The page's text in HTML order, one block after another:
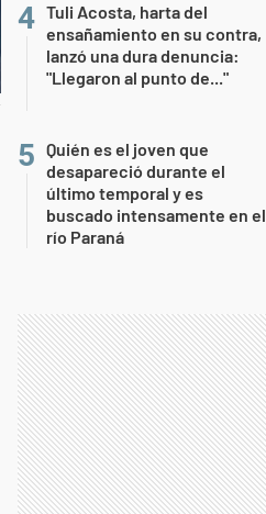
Tuli Acosta, harta del
ensañamiento en su contra,
lanzó una dura denuncia:
"Llegaron al punto de..."
Quién es el joven que
desapareció durante el
último temporal y es
buscado intensamente en el
río Paraná